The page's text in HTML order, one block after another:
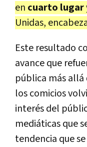
en cuarto lugar
Unidas,
Este resultado
avance que
pública más allá
los comicios
interés del
mediáticas que
tendencia que